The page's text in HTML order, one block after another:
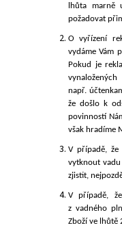
lhůta marně
požadovat
O vyřízení
vydáme Vám
Pokud je
např.
že došlo k
povinností
však hradíme
V případě, že
vytknout
zjistit,
V případě,
z vadného
Zboží ve lhůtě